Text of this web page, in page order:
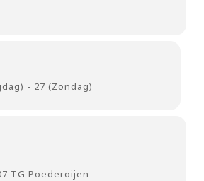
- 27 (Zondag)
TG Poederoijen